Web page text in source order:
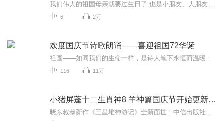
6 2万
欢度国庆节诗歌朗诵——喜迎祖国72华诞
116 11万
小猪屏蓬十二生肖神8 羊神篇国庆节开始更新啦！